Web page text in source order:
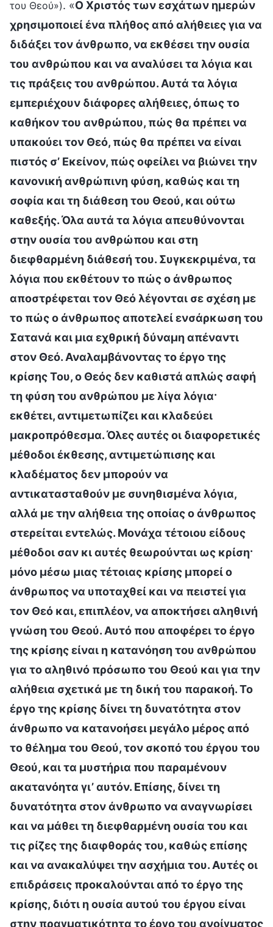
του Θεού»). «Ο Χριστός των εσχάτων ημερών
χρησιμοποιεί ένα πλήθος από αλήθειες για να
διδάξει τον άνθρωπο, να εκθέσει την ουσία
του ανθρώπου και να αναλύσει τα λόγια και
τις πράξεις του ανθρώπου. Αυτά τα λόγια
εμπεριέχουν διάφορες αλήθειες, όπως το
καθήκον του ανθρώπου, πώς θα πρέπει να
υπακούει τον Θεό, πώς θα πρέπει να είναι
πιστός σ’ Εκείνον, πώς οφείλει να βιώνει την
κανονική ανθρώπινη φύση, καθώς και τη
σοφία και τη διάθεση του Θεού, και ούτω
καθεξής. Όλα αυτά τα λόγια απευθύνονται
στην ουσία του ανθρώπου και στη
διεφθαρμένη διάθεσή του. Συγκεκριμένα, τα
λόγια που εκθέτουν το πώς ο άνθρωπος
αποστρέφεται τον Θεό λέγονται σε σχέση με
το πώς ο άνθρωπος αποτελεί ενσάρκωση του
Σατανά και μια εχθρική δύναμη απέναντι
στον Θεό. Αναλαμβάνοντας το έργο της
κρίσης Του, ο Θεός δεν καθιστά απλώς σαφή
τη φύση του ανθρώπου με λίγα λόγια·
εκθέτει, αντιμετωπίζει και κλαδεύει
μακροπρόθεσμα. Όλες αυτές οι διαφορετικές
μέθοδοι έκθεσης, αντιμετώπισης και
κλαδέματος δεν μπορούν να
αντικατασταθούν με συνηθισμένα λόγια,
αλλά με την αλήθεια της οποίας ο άνθρωπος
στερείται εντελώς. Μονάχα τέτοιου είδους
μέθοδοι σαν κι αυτές θεωρούνται ως κρίση·
μόνο μέσω μιας τέτοιας κρίσης μπορεί ο
άνθρωπος να υποταχθεί και να πειστεί για
τον Θεό και, επιπλέον, να αποκτήσει αληθινή
γνώση του Θεού. Αυτό που αποφέρει το έργο
της κρίσης είναι η κατανόηση του ανθρώπου
για το αληθινό πρόσωπο του Θεού και για την
αλήθεια σχετικά με τη δική του παρακοή. Το
έργο της κρίσης δίνει τη δυνατότητα στον
άνθρωπο να κατανοήσει μεγάλο μέρος από
το θέλημα του Θεού, τον σκοπό του έργου του
Θεού, και τα μυστήρια που παραμένουν
ακατανόητα γι’ αυτόν. Επίσης, δίνει τη
δυνατότητα στον άνθρωπο να αναγνωρίσει
και να μάθει τη διεφθαρμένη ουσία του και
τις ρίζες της διαφθοράς του, καθώς επίσης
και να ανακαλύψει την ασχήμια του. Αυτές οι
επιδράσεις προκαλούνται από το έργο της
κρίσης, διότι η ουσία αυτού του έργου είναι
στην πραγματικότητα το έργο του ανοίγματος